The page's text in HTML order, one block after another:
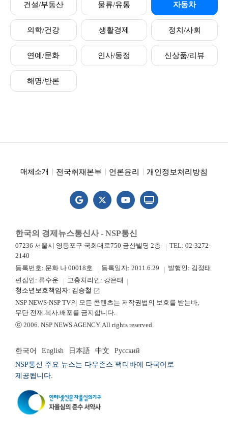
건설/부동산 물류/유통 자동차
의학/건강 생활경제 정치/사회
연예/문화 인사/동정 신상품/리뷰
해명/반론
매체소개 전국취재본부 언론윤리 개인정보처리방침
한국의 경제뉴스통신사 - NSP통신
07236 서울시 영등포구 국회대로750 금산빌딩 2층
TEL: 02-3272-
2140
등록번호: 문화 나 00018호
등록일자: 2011.6.29
발행인: 김정태
편집인: 류수운
고충처리인: 강은태
청소년보호책임자: 김승철 launch
NSP NEWS·NSP TV의 모든 콘텐츠는 저작권법의 보호를 받는바,
무단 전재.복사.배포를 금지합니다.
ⓒ 2006. NSP NEWS AGENCY. All rights reserved.
한국어 English 日本語 中文
Русский
NSP통신 주요 뉴스는 다우존스 팩티바에 다국어로
제공됩니다.